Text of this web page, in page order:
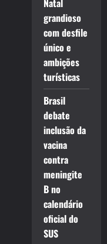
Natal
grandioso
com desfile
único e
ambições
turísticas
Brasil
debate
inclusão da
vacina
contra
meningite
B no
calendário
oficial do
SUS